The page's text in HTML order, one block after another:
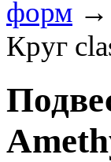
форм →
Круг